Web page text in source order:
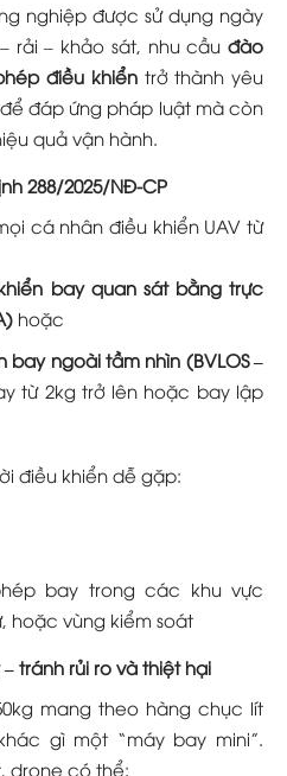
nghiệp được sử dụng ngày
rải – khảo sát, nhu cầu đào
điều khiểntrở thành yêu
đáp ứng pháp luật mà còn
quả vận hành.
288/2025/NĐ-CP
cá nhân điều khiển UAV từ
bay quan sát bằng trực
hoặc
ngoài tầm nhìn (BVLOS –
từ 2kg trở lên hoặc bay lập
điều khiển dễ gặp:
bay trong các khu vực
hoặc vùng kiểm soát
tránh rủi ro và thiệt hại
mang theo hàng chục lít
gì một “máy bay mini”.
drone có thể: